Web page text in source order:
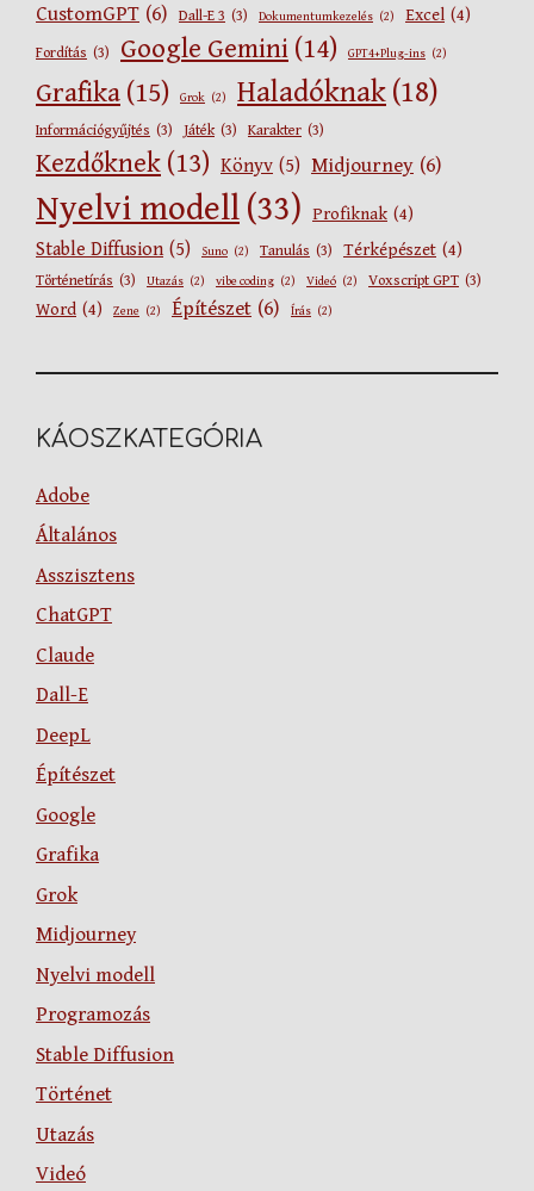
CustomGPT (6) Dall-E 3 (3) Dokumentumkezelés (2) Excel (4)
Fordítás (3) Google Gemini (14) GPT4+Plug-ins (2)
Grafika (15) Grok (2) Haladóknak (18)
Információgyűjtés (3) Játék (3) Karakter (3)
Kezdőknek (13) Könyv (5) Midjourney (6)
Nyelvi modell (33) Profiknak (4)
Stable Diffusion (5) Suno (2) Tanulás (3) Térképészet (4)
Történetírás (3) Utazás (2) vibe coding (2) Videó (2) Voxscript GPT (3)
Word (4) Zene (2) Építészet (6) Írás (2)
KÁOSZKATEGÓRIA
Adobe
Általános
Asszisztens
ChatGPT
Claude
Dall-E
DeepL
Építészet
Google
Grafika
Grok
Midjourney
Nyelvi modell
Programozás
Stable Diffusion
Történet
Utazás
Videó